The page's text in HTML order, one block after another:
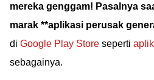
mereka genggam! Pasalnya
marak **aplikasi perusak
di Google Play Store seperti
sebagainya.